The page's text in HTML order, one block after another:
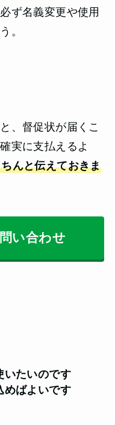
ず名義変更や使用
。
、督促状が届くこ
実に支払えるよ
んと伝えておきま
い合わせ
いたいのです
めばよいです